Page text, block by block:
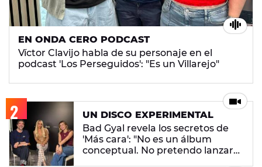
EN ONDA CERO PODCAST
Víctor Clavijo habla de su personaje en el
podcast 'Los Perseguidos': "Es un Villarejo"
UN DISCO EXPERIMENTAL
Bad Gyal revela los secretos de
'Más cara': "No es un álbum
conceptual. No pretendo lanzar